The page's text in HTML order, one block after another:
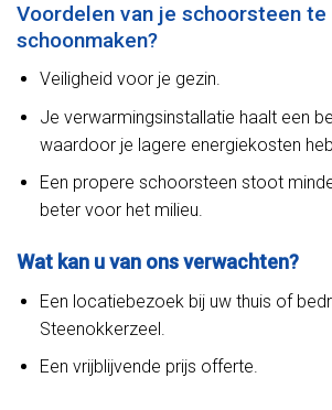
Voordelen van je schoorsteen te
schoonmaken?
Veiligheid voor je gezin.
Je verwarmingsinstallatie haalt een
waardoor je lagere energiekosten
Een propere schoorsteen stoot
beter voor het milieu.
Wat kan u van ons verwachten?
Een locatiebezoek bij uw thuis of
Steenokkerzeel.
Een vrijblijvende prijs offerte.